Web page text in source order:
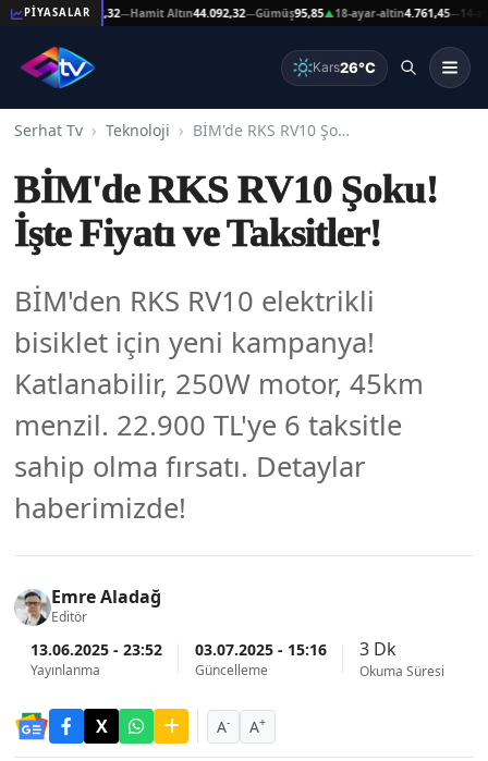
PİYASALAR
Altın44.092,32 Hamit Altın44.092,32—Gümüş95,85▲18-ayar-altin4.761,45—14-ayar-
Kars26°C
Serhat Tv Teknoloji BİM'de RKS RV10 Şoku! İşte Fiyatı ve Taksitler!
BİM'de RKS RV10 Şoku!
İşte Fiyatı ve Taksitler!
BİM'den RKS RV10 elektrikli
bisiklet için yeni kampanya!
Katlanabilir, 250W motor, 45km
menzil. 22.900 TL'ye 6 taksitle
sahip olma fırsatı. Detaylar
haberimizde!
Emre Aladağ
Editör
13.06.2025 - 23:52
Yayınlanma
03.07.2025 - 15:16
Güncelleme
3 Dk
Okuma Süresi
A- A+